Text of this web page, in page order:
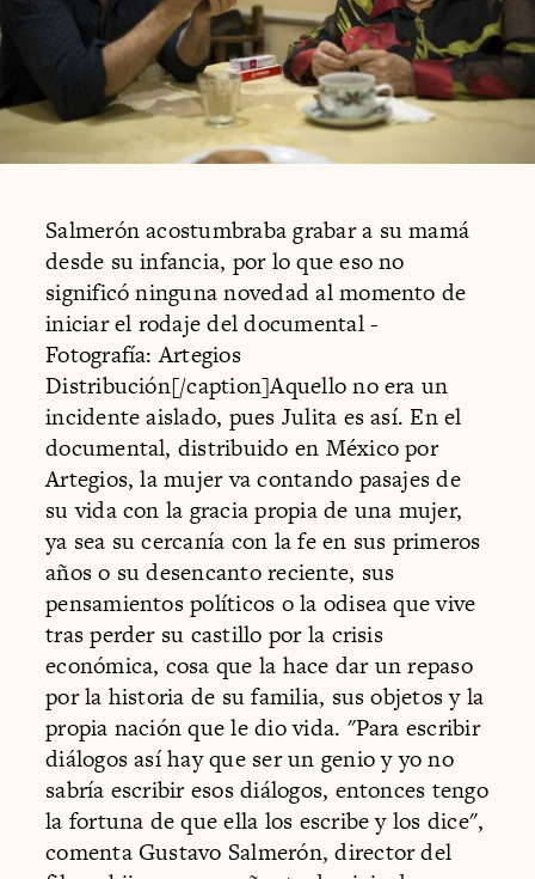
Salmerón acostumbraba grabar a su mamá
desde su infancia, por lo que eso no
significó ninguna novedad al momento de
iniciar el rodaje del documental -
Fotografía: Artegios
Distribución[/caption]Aquello no era un
incidente aislado, pues Julita es así. En el
documental, distribuido en México por
Artegios, la mujer va contando pasajes de
su vida con la gracia propia de una mujer,
ya sea su cercanía con la fe en sus primeros
años o su desencanto reciente, sus
pensamientos políticos o la odisea que vive
tras perder su castillo por la crisis
económica, cosa que la hace dar un repaso
por la historia de su familia, sus objetos y la
propia nación que le dio vida. "Para escribir
diálogos así hay que ser un genio y yo no
sabría escribir esos diálogos, entonces tengo
la fortuna de que ella los escribe y los dice",
comenta Gustavo Salmerón, director del